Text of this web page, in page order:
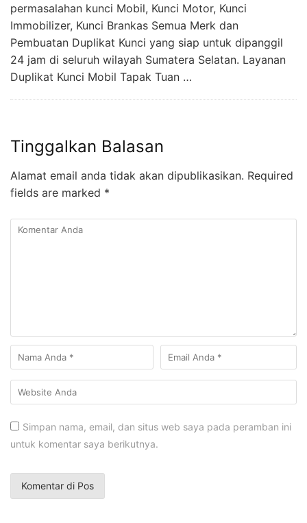
permasalahan kunci Mobil, Kunci Motor, Kunci
Immobilizer, Kunci Brankas Semua Merk dan
Pembuatan Duplikat Kunci yang siap untuk dipanggil
24 jam di seluruh wilayah Sumatera Selatan. Layanan
Duplikat Kunci Mobil Tapak Tuan …
Tinggalkan Balasan
Alamat email anda tidak akan dipublikasikan. Required
fields are marked *
Simpan nama, email, dan situs web saya pada peramban ini
untuk komentar saya berikutnya.